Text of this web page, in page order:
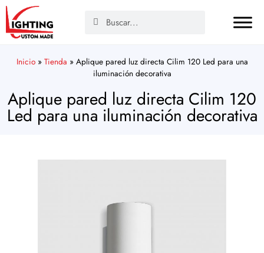
Inicio» Tienda » Aplique pared luz directa Cilim 120 Led para una
iluminación decorativa
Aplique pared luz directa Cilim 120
Led para una iluminación decorativa